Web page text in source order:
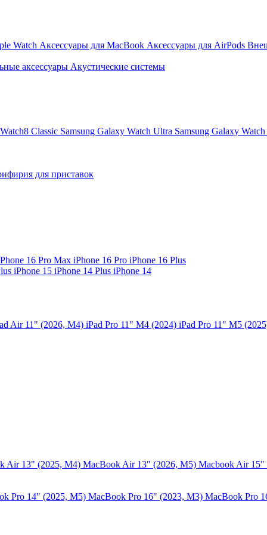
Watch Аксессуары для MacBook Аксессуары для AirPods
аксессуары Акустические системы
Classic Samsung Galaxy Watch Ultra Samsung Galaxy
для приставок
16 Pro Max iPhone 16 Pro iPhone 16 Plus
iPhone 15 iPhone 14 Plus iPhone 14
Air 11" (2026, M4) iPad Pro 11" M4 (2024) iPad Pro 11" M5
Air 13" (2025, M4) MacBook Air 13″ (2026, M5) Macbook Air 15"
Pro 14″ (2025, M5) MacBook Pro 16" (2023, M3) MacBook Pro